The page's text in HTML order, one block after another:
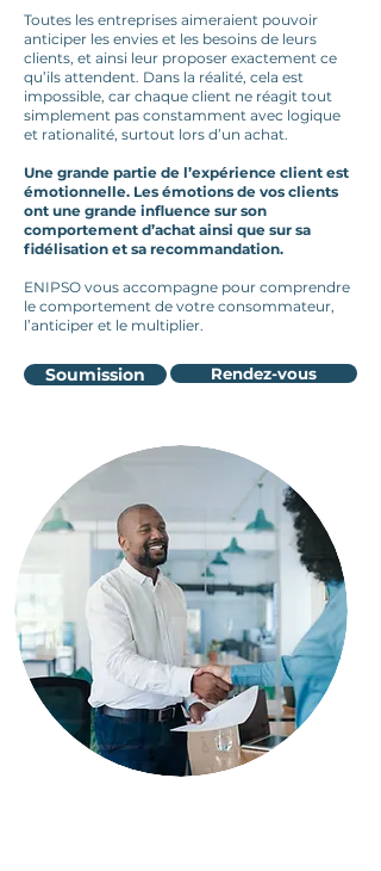
Toutes les entreprises aimeraient pouvoir
anticiper les envies et les besoins de leurs
clients, et ainsi leur proposer exactement ce
qu’ils attendent. Dans la réalité, cela est
impossible, car chaque client ne réagit tout
simplement pas constamment avec logique
et rationalité, surtout lors d’un achat.
Une grande partie de l’expérience client est
émotionnelle. Les émotions de vos clients
ont une grande influence sur son
comportement d’achat ainsi que sur sa
fidélisation et sa recommandation.
ENIPSO vous accompagne pour comprendre
le comportement de votre consommateur,
l’anticiper et le multiplier.
Soumission Rendez-vous